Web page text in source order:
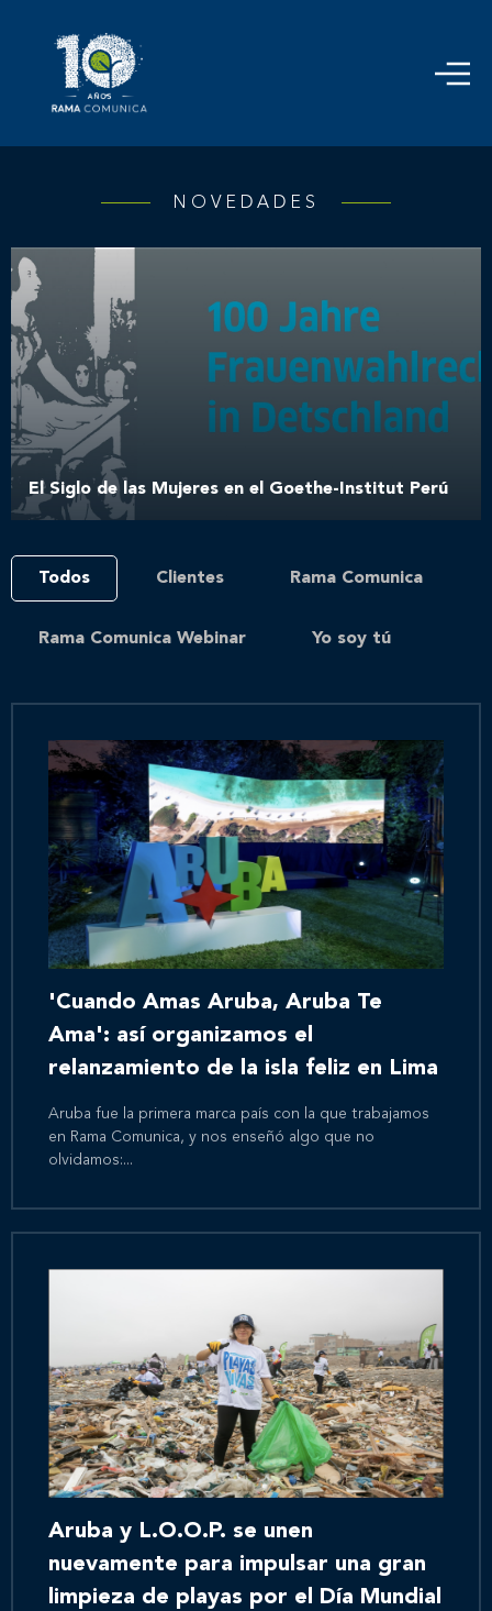
NOVEDADES
El Siglo de las Mujeres en el Goethe-Institut Perú
Todos Clientes Rama Comunica
Rama Comunica Webinar Yo soy tú
'Cuando Amas Aruba, Aruba Te
Ama': así organizamos el
relanzamiento de la isla feliz en Lima
Aruba fue la primera marca país con la que trabajamos
en Rama Comunica, y nos enseñó algo que no
olvidamos:...
Aruba y L.O.O.P. se unen
nuevamente para impulsar una gran
limpieza de playas por el Día Mundial